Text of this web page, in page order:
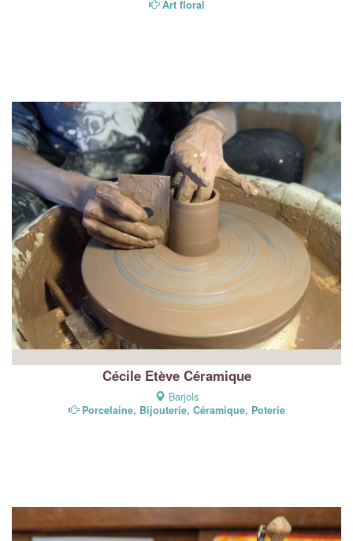
Art floral
Cécile Etève Céramique
Barjols
Porcelaine, Bijouterie, Céramique, Poterie